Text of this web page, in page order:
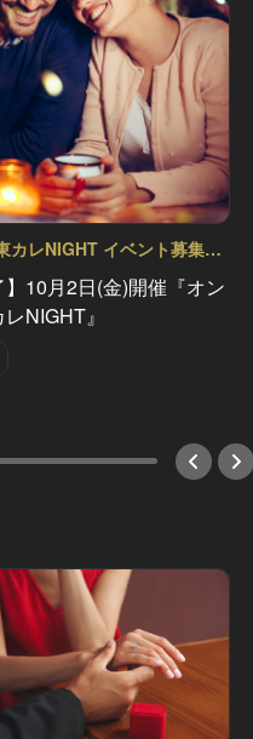
カレNIGHT イベント募集
】10月2日(金)開催『オン
NIGHT』